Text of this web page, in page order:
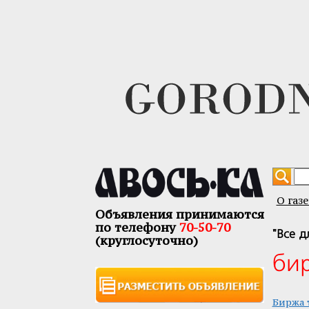
Объявления принимаются
по телефону70-50-70
(круглосуточно)
О
"Все
Биржа